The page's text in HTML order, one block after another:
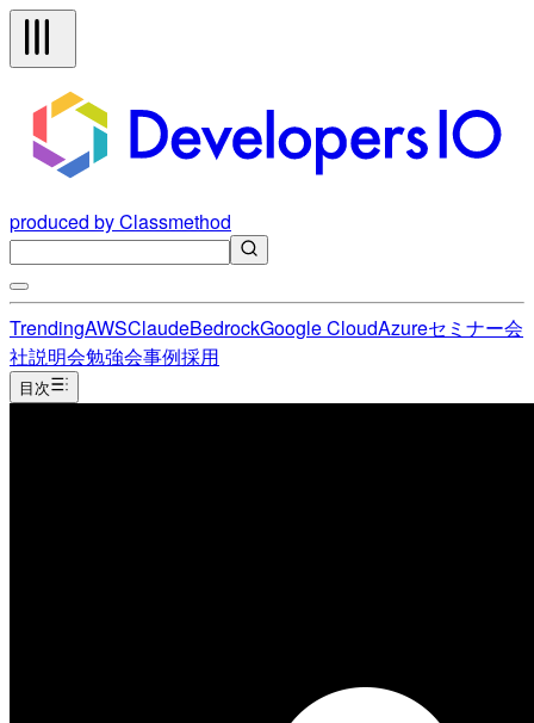
produced by Classmethod
TrendingAWSClaudeBedrockGoogle CloudAzureセミナー会
社説明会勉強会事例採用
目次